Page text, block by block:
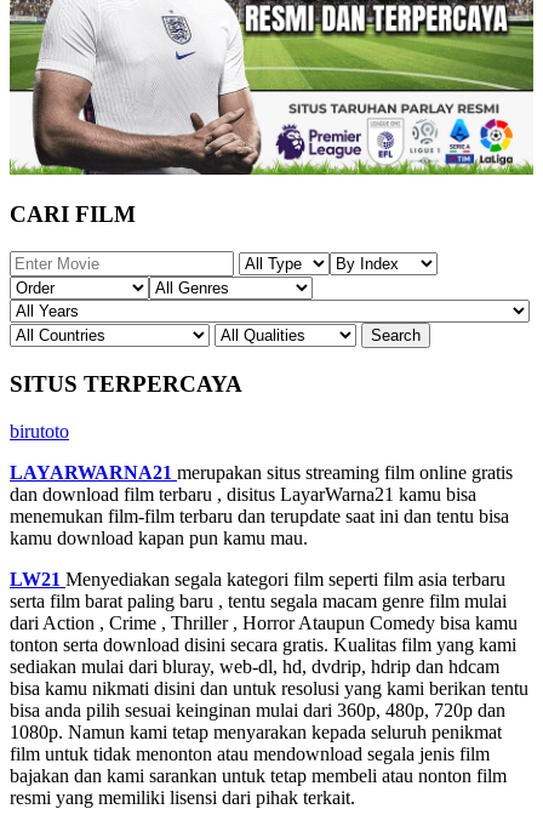
CARI FILM
SITUS TERPERCAYA
birutoto
LAYARWARNA21 merupakan situs streaming film online gratis
dan download film terbaru , disitus LayarWarna21 kamu bisa
menemukan film-film terbaru dan terupdate saat ini dan tentu bisa
kamu download kapan pun kamu mau.
LW21 Menyediakan segala kategori film seperti film asia terbaru
serta film barat paling baru , tentu segala macam genre film mulai
dari Action , Crime , Thriller , Horror Ataupun Comedy bisa kamu
tonton serta download disini secara gratis. Kualitas film yang kami
sediakan mulai dari bluray, web-dl, hd, dvdrip, hdrip dan hdcam
bisa kamu nikmati disini dan untuk resolusi yang kami berikan tentu
bisa anda pilih sesuai keinginan mulai dari 360p, 480p, 720p dan
1080p. Namun kami tetap menyarakan kepada seluruh penikmat
film untuk tidak menonton atau mendownload segala jenis film
bajakan dan kami sarankan untuk tetap membeli atau nonton film
resmi yang memiliki lisensi dari pihak terkait.